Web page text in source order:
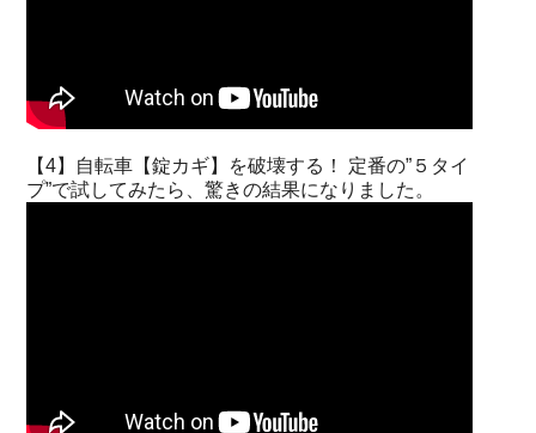
【4】自転車【錠カギ】を破壊する！ 定番の”５タイ
プ”で試してみたら、驚きの結果になりました。